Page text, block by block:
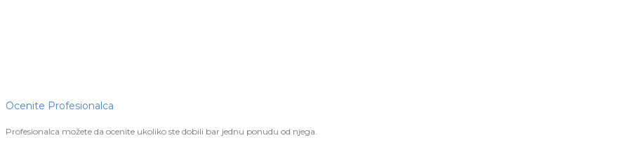
Ocenite Profesionalca
Profesionalca možete da ocenite ukoliko ste dobili bar jednu ponudu od njega.